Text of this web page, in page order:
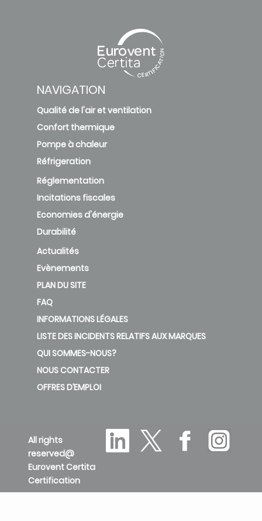
NAVIGATION
Qualité de l'air et ventilation
Confort thermique
Pompe à chaleur
Réfrigeration
Réglementation
Incitations fiscales
Economies d'énergie
Durabilité
Actualités
Evènements
PLAN DU SITE
FAQ
INFORMATIONS LÉGALES
LISTE DES INCIDENTS RELATIFS AUX MARQUES
QUI SOMMES-NOUS?
NOUS CONTACTER
OFFRES D’EMPLOI
All rights
reserved@
Eurovent Certita
Certification